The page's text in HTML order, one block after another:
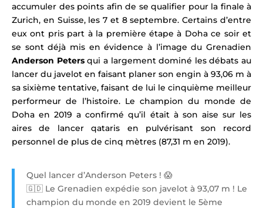
accumuler des points afin de se qualifier pour la finale à
Zurich, en Suisse, les 7 et 8 septembre. Certains d’entre
eux ont pris part à la première étape à Doha ce soir et
se sont déjà mis en évidence à l’image du Grenadien
Anderson Petersqui a largement dominé les débats au
lancer du javelot en faisant planer son engin à 93,06 m à
sa sixième tentative, faisant de lui le cinquième meilleur
performeur de l’histoire. Le champion du monde de
Doha en 2019 a confirmé qu’il était à son aise sur les
aires de lancer qataris en pulvérisant son record
personnel de plus de cinq mètres (87,31 m en 2019).
Quel lancer d’Anderson Peters ! 😱
🇬🇩 Le Grenadien expédie son javelot à 93,07 m ! Le
champion du monde en 2019 devient le 5ème